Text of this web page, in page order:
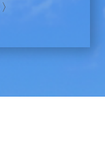
〉